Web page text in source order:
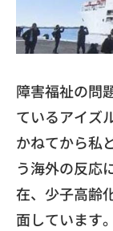
障害福祉の問
ているアイズ
かねてから私
う海外の反応
在、 少子高齢
面しています。